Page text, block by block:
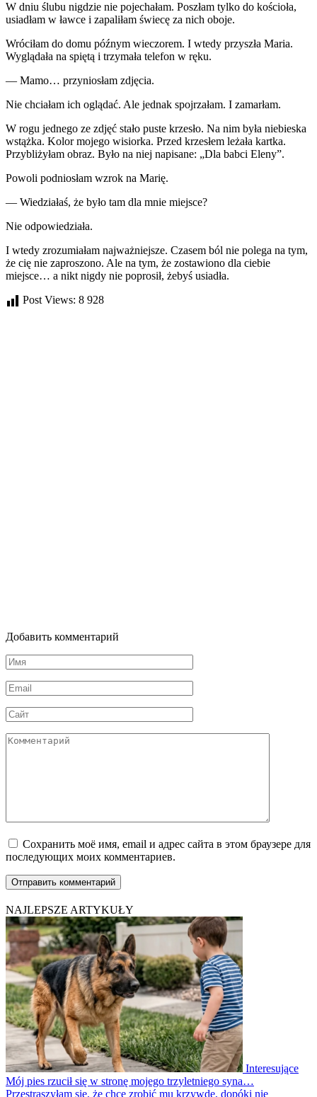
W dniu ślubu nigdzie nie pojechałam. Poszłam tylko do kościoła,
usiadłam w ławce i zapaliłam świecę za nich oboje.
Wróciłam do domu późnym wieczorem. I wtedy przyszła Maria.
Wyglądała na spiętą i trzymała telefon w ręku.
— Mamo… przyniosłam zdjęcia.
Nie chciałam ich oglądać. Ale jednak spojrzałam. I zamarłam.
W rogu jednego ze zdjęć stało puste krzesło. Na nim była niebieska
wstążka. Kolor mojego wisiorka. Przed krzesłem leżała kartka.
Przybliżyłam obraz. Było na niej napisane: „Dla babci Eleny”.
Powoli podniosłam wzrok na Marię.
— Wiedziałaś, że było tam dla mnie miejsce?
Nie odpowiedziała.
I wtedy zrozumiałam najważniejsze. Czasem ból nie polega na tym,
że cię nie zaproszono. Ale na tym, że zostawiono dla ciebie
miejsce… a nikt nigdy nie poprosił, żebyś usiadła.
Post Views: 8 928
Добавить комментарий
Имя
*
Email
*
Сайт
Комментарий
Сохранить моё имя, email и адрес сайта в этом браузере для
последующих моих комментариев.
NAJLEPSZE ARTYKUŁY
Interesujące
Mój pies rzucił się w stronę mojego trzyletniego syna…
Przestraszyłam się, że chce zrobić mu krzywdę, dopóki nie